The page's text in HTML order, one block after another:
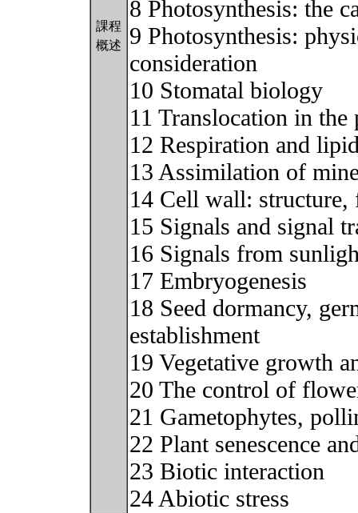
課程
概述
8 Photosynthesis: the
9 Photosynthesis:
consideration
10 Stomatal biology
11 Translocation in the
12 Respiration and
13 Assimilation of
14 Cell wall: structure,
15 Signals and signal
16 Signals from
17 Embryogenesis
18 Seed dormancy,
establishment
19 Vegetative growth
20 The control of
21 Gametophytes,
22 Plant senescence
23 Biotic interaction
24 Abiotic stress